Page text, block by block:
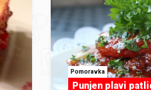
Pomoravka
Punjen plavi